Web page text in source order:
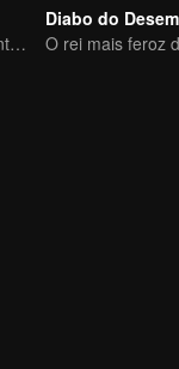
Três Heróis da aventura de Zichuan no Continente Xichuan